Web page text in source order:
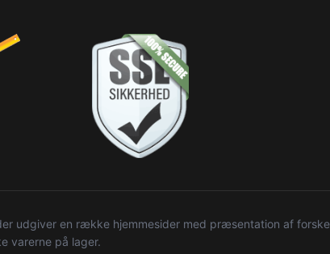
udgiver en række hjemmesider med præsentation af
varerne på lager.